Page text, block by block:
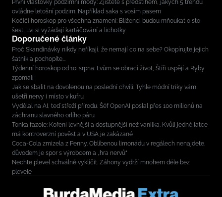
První vlaštovky podzimní módy: Zjistěte s předstihem, jakých 5 trendů
ovládne letošní podzim. Například saka s vosím pasem
Kočičí horoskop pro všechna znamení: Blíženci budou mňoukat o sto
šest, Lvi si vyžádají kartáčování a lichotky
Doporučené články
Proč Skandinávky nikdy neříkají, že nemají co na sebe? Okopírujte jejich
šatník a pochopíte...
Týdenní horoskop od 10. srpna: Lvům se obrací život, Štíři uspějí a Ryby
zpomalí
Jak se sbalit na dovolenou na poslední chvíli: Tyhle módní triky vám
ušetří nervy i místo v kufru
Vydělal na AI, teď střeží přírodu. Šéf OpenAI poslal přes 100 milionů na
záchranu slavného orlího páru
Tonka fazole: Koření levnější a dostupnější než vanilka. Kvůli jedné látce
má kontroverzní pověst a v USA je zakázané
Coca-Cola zmizela z Penny. Oblíbenou limonádu v regálech nenajdete,
důvodem je spor s výrobcem a „hra nervů“
Nechte plevel schválně vyklíčit. Záhony vydrží mnohem déle bez
plevele